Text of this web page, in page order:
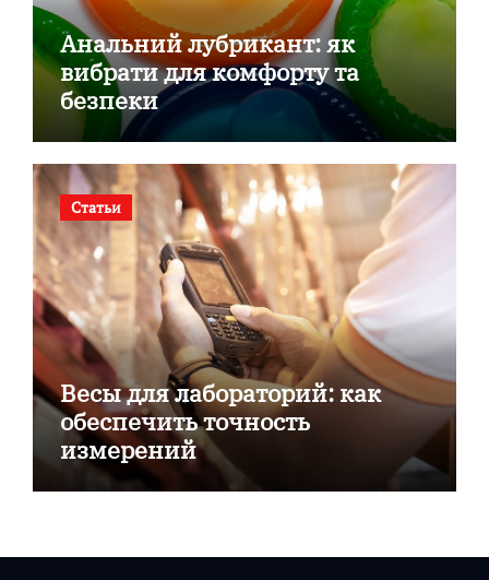
Анальний лубрикант: як
вибрати для комфорту та
безпеки
Статьи
Весы для лабораторий: как
обеспечить точность
измерений